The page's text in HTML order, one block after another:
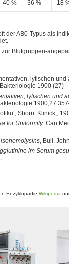
40 % 36 % 18
der AB0-Typus als
Blutgruppen-
lytischen
1900 (27)
lytischen und
Sborn. Klinick;,
for Uniformity. Can
, Bull.
im Serum
Enzyklopädie Wikipedia